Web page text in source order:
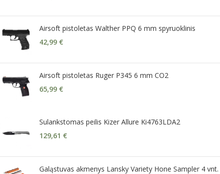
Airsoft pistoletas Walther PPQ 6 mm spyruoklinis
42,99 €
Airsoft pistoletas Ruger P345 6 mm CO2
65,99 €
Sulankstomas peilis Kizer Allure Ki4763LDA2
129,61 €
Galąstuvas akmenys Lansky Variety Hone Sampler 4 vnt.